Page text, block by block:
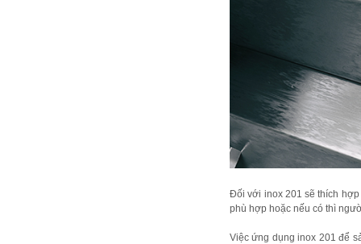
Đối với inox 201 sẽ thích hợp
phù hợp hoặc nếu có thì
Việc ứng dụng inox 201 để